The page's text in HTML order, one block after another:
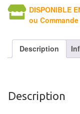
Pendules
Echiquier
pour
d'échecs
DISPONIBLE
ou
Description
Description